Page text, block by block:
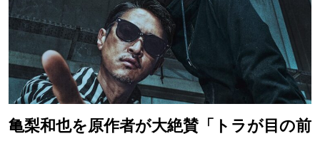
亀梨和也を原作者が大絶賛「トラが目の前